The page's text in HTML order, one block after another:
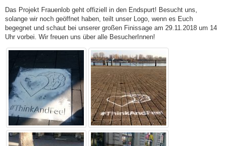
Das Projekt Frauenlob geht offiziell in den Endspurt! Besucht uns,
solange wir noch geöffnet haben, teilt unser Logo, wenn es Euch
begegnet und schaut bei unserer großen Finissage am 29.11.2018 um 14
Uhr vorbei. Wir freuen uns über alle BesucherInnen!